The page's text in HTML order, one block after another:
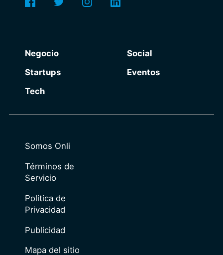
Negocio
Startups
Tech
Social
Eventos
Somos Onli
Términos de
Servicio
Politica de
Privacidad
Publicidad
Mapa del sitio